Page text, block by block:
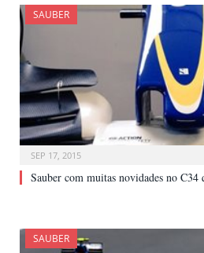
SAUBER
SEP 17, 2015
Sauber com muitas novidades no
SAUBER